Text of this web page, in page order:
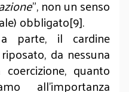
”, non un senso
obbligato[9].
parte, il cardine
da nessuna
quanto
all’importanza